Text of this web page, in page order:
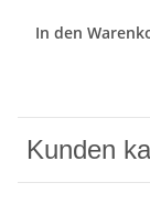
In den
Kunden